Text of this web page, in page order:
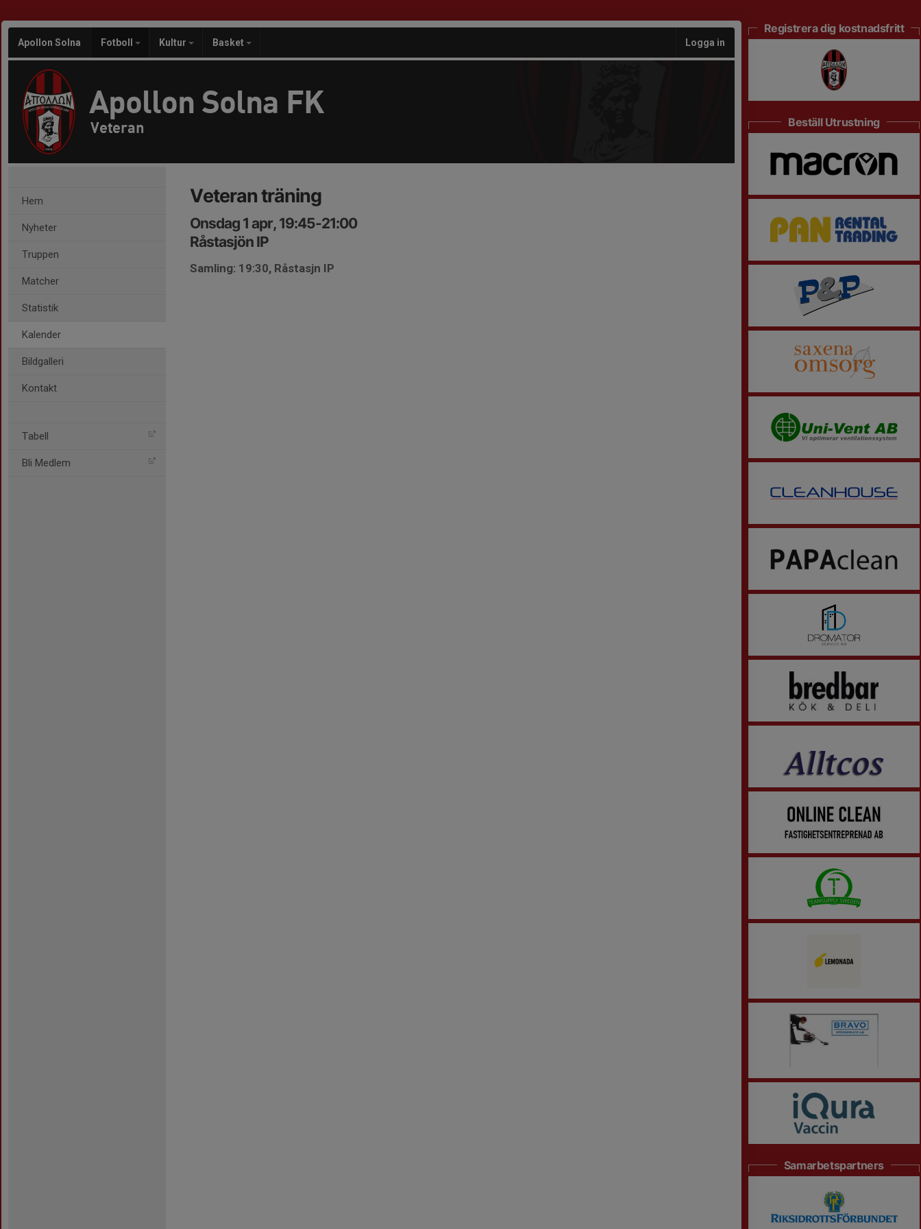
Apollon Solna Fotboll Kultur Basket Logga in
Apollon Solna FK
Veteran
Hem
Nyheter
Truppen
Matcher
Statistik
Kalender
Bildgalleri
Kontakt
Tabell
Bli Medlem
Veteran träning
Onsdag 1 apr, 19:45-21:00
Råstasjön IP
Samling: 19:30, Råstasjn IP
Registrera dig kostnadsfritt
Beställ Utrustning
Samarbetspartners